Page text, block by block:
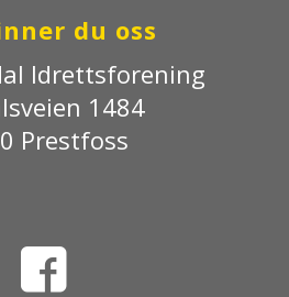
du oss
Idrettsforening
1484
Prestfoss
